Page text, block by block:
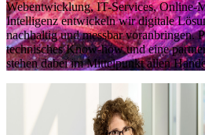
Webentwicklung, IT-Services, Online-
Intelligenz entwickeln wir digitale
nachhaltig und messbar voranbringen.
technisches Know-how und eine
stehen dabei im Mittelpunkt allen